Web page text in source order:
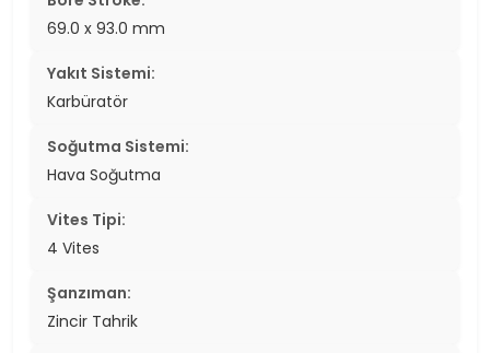
69.0 x 93.0 mm
Yakıt Sistemi:
Karbüratör
Soğutma Sistemi:
Hava Soğutma
Vites Tipi:
4 Vites
Şanzıman:
Zincir Tahrik